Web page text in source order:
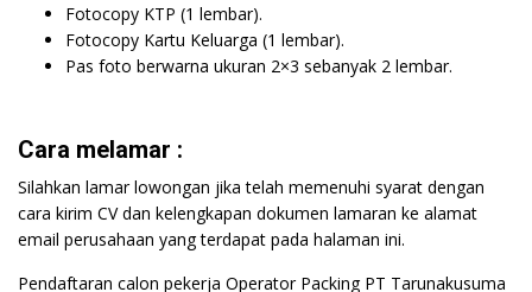
Fotocopy KTP (1 lembar).
Fotocopy Kartu Keluarga (1 lembar).
Pas foto berwarna ukuran 2×3 sebanyak 2 lembar.
Cara melamar :
Silahkan lamar lowongan jika telah memenuhi syarat dengan
cara kirim CV dan kelengkapan dokumen lamaran ke alamat
email perusahaan yang terdapat pada halaman ini.
Pendaftaran calon pekerja Operator Packing PT Tarunakusuma